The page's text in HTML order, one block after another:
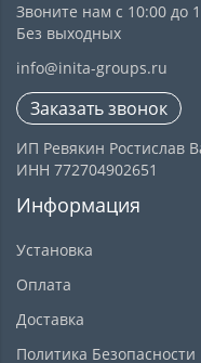
Звоните нам с 10:00 до
Без выходных
info@inita-groups.ru
Заказать звонок
ИП Ревякин Ростислав
ИНН 772704902651
Информация
Установка
Оплата
Доставка
Политика Безопасности